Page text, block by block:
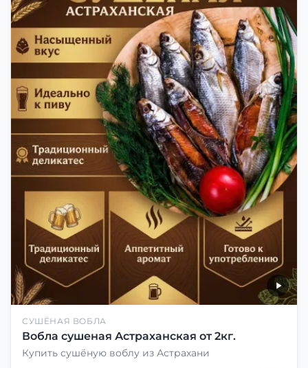
СУШЁНАЯ ВОБЛА
Вобла сушеная Астраханская от 2кг.
Купить сушёную воблу из Астрахани